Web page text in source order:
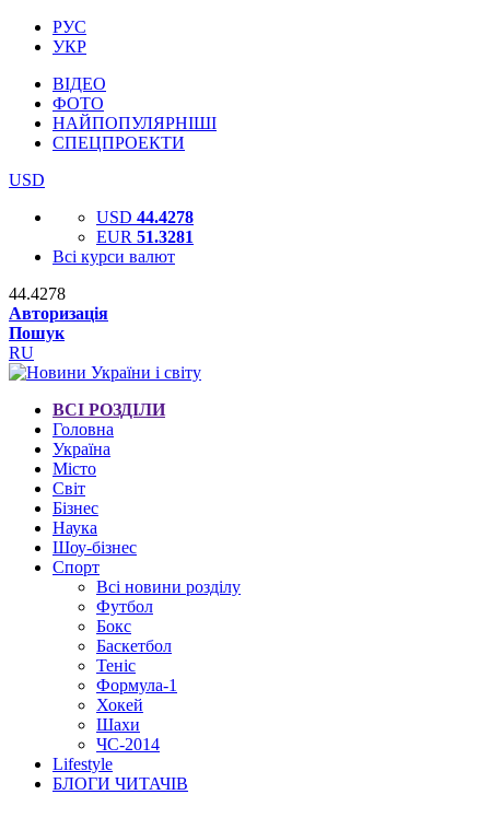
РУС
УКР
ВІДЕО
ФОТО
НАЙПОПУЛЯРНІШІ
СПЕЦПРОЕКТИ
USD
USD 44.4278
EUR 51.3281
Всі курси валют
44.4278
Авторизація
Пошук
RU
ВСІ РОЗДІЛИ
Головна
Україна
Місто
Світ
Бізнес
Наука
Шоу-бізнес
Спорт
Всі новини розділу
Футбол
Бокс
Баскетбол
Теніс
Формула-1
Хокей
Шахи
ЧС-2014
Lifestyle
БЛОГИ ЧИТАЧІВ